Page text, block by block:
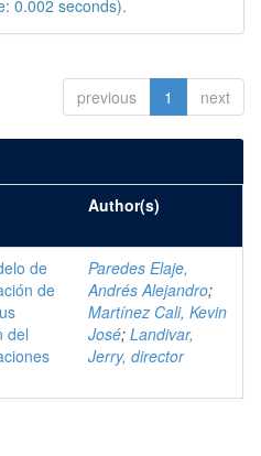
0.002 seconds).
previous 1 next
Author(s)
de
de
del
Paredes Elaje,
Andrés Alejandro;
Martínez Cali, Kevin
José; Landivar,
Jerry, director